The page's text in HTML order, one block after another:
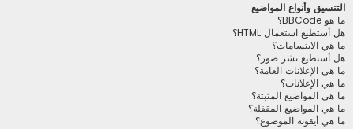
التنسيق وأنواع المواضيع
ما هو BBCode؟
هل أستطيع استعمال HTML؟
ما هي الابتسامات؟
هل أستطيع نشر صور؟
ما هي الإعلانات العامة؟
ما هي الإعلانات؟
ما هي المواضيع المثبتة؟
ما هي المواضيع المقفلة؟
ما هي أيقونة الموضوع؟